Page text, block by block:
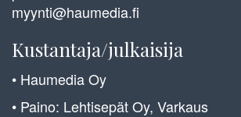
myynti@haumedia.fi
Kustantaja/julkaisija
• Haumedia Oy
• Paino: Lehtisepät Oy, Varkaus